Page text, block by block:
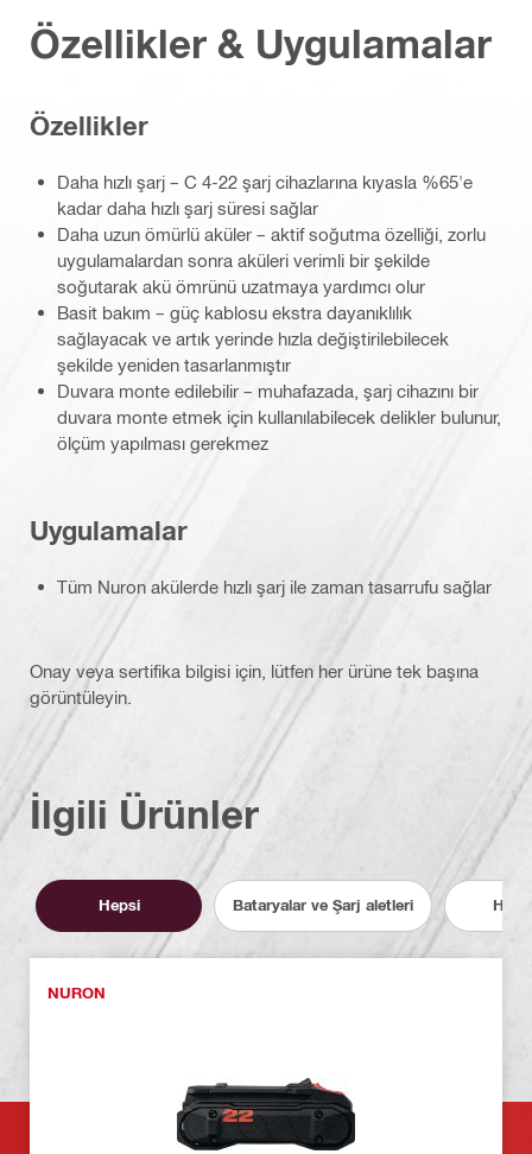
Özellikler & Uygulamalar
Özellikler
Daha hızlı şarj – C 4-22 şarj cihazlarına kıyasla %65'e
kadar daha hızlı şarj süresi sağlar
Daha uzun ömürlü aküler – aktif soğutma özelliği, zorlu
uygulamalardan sonra aküleri verimli bir şekilde
soğutarak akü ömrünü uzatmaya yardımcı olur
Basit bakım – güç kablosu ekstra dayanıklılık
sağlayacak ve artık yerinde hızla değiştirilebilecek
şekilde yeniden tasarlanmıştır
Duvara monte edilebilir – muhafazada, şarj cihazını bir
duvara monte etmek için kullanılabilecek delikler bulunur,
ölçüm yapılması gerekmez
Uygulamalar
Tüm Nuron akülerde hızlı şarj ile zaman tasarrufu sağlar
Onay veya sertifika bilgisi için, lütfen her ürüne tek başına
görüntüleyin.
İlgili Ürünler
Hepsi Bataryalar ve Şarj aletleri
NURON